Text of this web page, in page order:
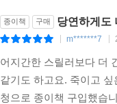
종이책 구매 당연하게도
m*******7
어지간한 스릴러보다 더
같기도 하고요. 죽이고
청으로 종이책 구입했습